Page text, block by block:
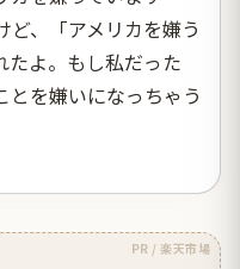
、「アメリカを嫌う
たよ。もし私だった
とを嫌いになっちゃう
PR / 楽天市場